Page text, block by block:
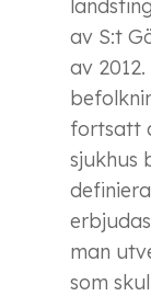
av S:t
av
fortsatt
sjukhus
man
som